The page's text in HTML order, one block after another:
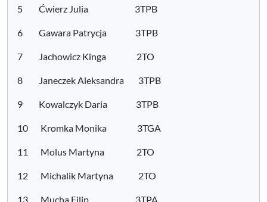
5 Ćwierz Julia 3TPB
6 Gawara Patrycja 3TPB
7 Jachowicz Kinga 2TO
8 Janeczek Aleksandra 3TPB
9 Kowalczyk Daria 3TPB
10 Kromka Monika 3TGA
11 Molus Martyna 2TO
12 Michalik Martyna 2TO
13 Mucha Filip 3TPA